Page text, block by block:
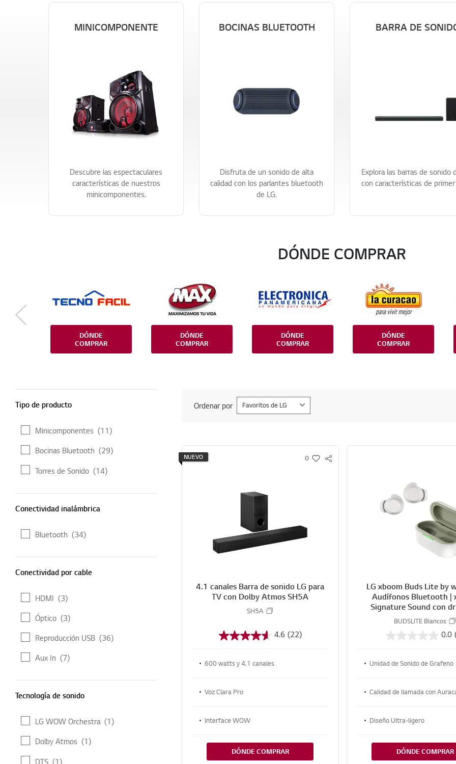
MINICOMPONENTE
Descubre las espectaculares
características de nuestros
minicomponentes.
BOCINAS BLUETOOTH
Disfruta de un sonido de alta
calidad con los parlantes bluetooth
de LG.
BARRA DE
Explora las barras de sonido
con características de primer
DÓNDE COMPRAR
DÓNDE
COMPRAR
DÓNDE
COMPRAR
DÓNDE
COMPRAR
DÓNDE
COMPRAR
Tipo de producto
Tipo de producto
Minicomponentes (11)
Bocinas Bluetooth (29)
Torres de Sonido (14)
Conectividad inalámbrica
Conectividad inalámbrica
Bluetooth (34)
Conectividad por cable
Conectividad por cable
HDMI (3)
Óptico (3)
Reproducción USB (36)
Aux In (7)
Tecnología de sonido
Tecnología de sonido
LG WOW Orchestra (1)
Dolby Atmos (1)
DTS (1)
Ordenar por Favoritos de LG
NUEVO 0
w
S
4.1 canales Barra de sonido LG para
TV con Dolby Atmos SH5A
SH5A
4.6 (22)
600 watts y 4.1 canales
Voz Clara Pro
Interface WOW
DÓNDE COMPRAR
LG xboom Buds Lite by
Audífonos Bluetooth |
Signature Sound con
grafeno | Color
BUDSLITE Blancos
0.0
Unidad de Sonido de Grafeno
Calidad de llamada con
Diseño Ultra-ligero
DÓNDE COMPRAR